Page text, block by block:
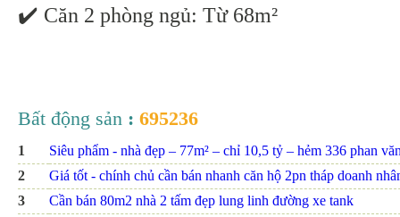
✔️ Căn 2 phòng ngủ: Từ 68m²
Bất động sản : 695236
1
Siêu phẩm - nhà đẹp – 77m² – chỉ 10,5 tỷ – hẻm 336 phan
2
Giá tốt - chính chủ cần bán nhanh căn hộ 2pn tháp doanh
3
Cần bán 80m2 nhà 2 tấm đẹp lung linh đường xe tank